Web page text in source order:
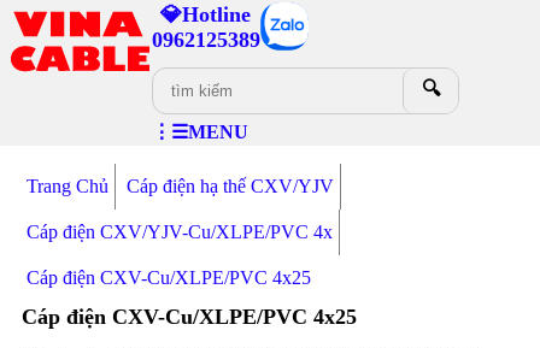
💎Hotline
0962125389
🔍
⋮☰MENU
Trang Chủ Cáp điện hạ thế CXV/YJV
Cáp điện CXV/YJV-Cu/XLPE/PVC 4x
Cáp điện CXV-Cu/XLPE/PVC 4x25
Cáp điện CXV-Cu/XLPE/PVC 4x25